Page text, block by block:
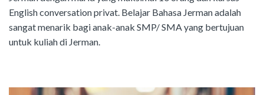
English conversation privat. Belajar Bahasa Jerman adalah
sangat menarik bagi anak-anak SMP/ SMA yang bertujuan
untuk kuliah di Jerman.